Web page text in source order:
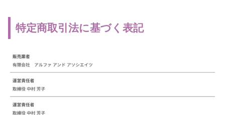
特定商取引法に基づく表記